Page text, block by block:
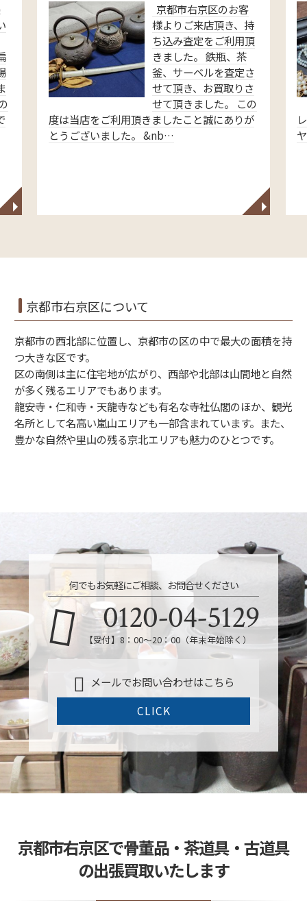
◥
京都市右京区のお客
様よりご来店頂き、持
ち込み査定をご利用頂
きました。 鉄瓶、茶
釜、サーベルを査定さ
せて頂き、お買取りさ
せて頂きました。 この
度は当店をご利用頂きましたこと誠にありが
とうございました。 &nb…
◥
京都市右京区について
京都市の西北部に位置し、京都市の区の中で最大の面積を持
つ大きな区です。
区の南側は主に住宅地が広がり、西部や北部は山間地と自然
が多く残るエリアでもあります。
龍安寺・仁和寺・天龍寺なども有名な寺社仏閣のほか、観光
名所として名高い嵐山エリアも一部含まれています。また、
豊かな自然や里山の残る京北エリアも魅力のひとつです。
何でもお気軽にご相談、お問合せください
0120-04-5129
【受付】8：00～20：00（年末年始除く）
メールでお問い合わせはこちら
CLICK
京都市右京区で骨董品・茶道具・古道具
の出張買取いたします